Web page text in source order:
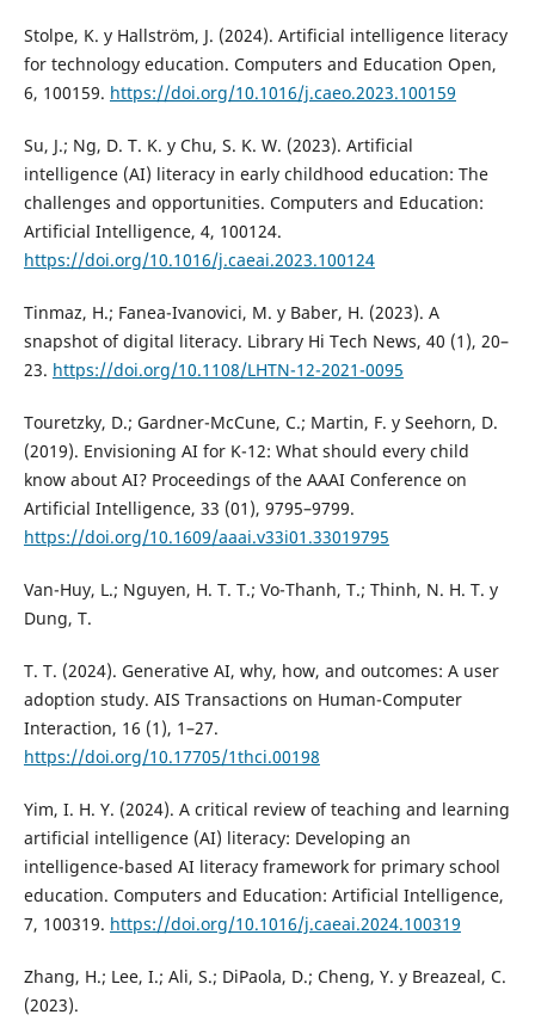
Stolpe, K. y Hallström, J. (2024). Artificial intelligence literacy
for technology education. Computers and Education Open,
6, 100159. https://doi.org/10.1016/j.caeo.2023.100159
Su, J.; Ng, D. T. K. y Chu, S. K. W. (2023). Artificial
intelligence (AI) literacy in early childhood education: The
challenges and opportunities. Computers and Education:
Artificial Intelligence, 4, 100124.
https://doi.org/10.1016/j.caeai.2023.100124
Tinmaz, H.; Fanea-Ivanovici, M. y Baber, H. (2023). A
snapshot of digital literacy. Library Hi Tech News, 40 (1), 20–
23. https://doi.org/10.1108/LHTN-12-2021-0095
Touretzky, D.; Gardner-McCune, C.; Martin, F. y Seehorn, D.
(2019). Envisioning AI for K-12: What should every child
know about AI? Proceedings of the AAAI Conference on
Artificial Intelligence, 33 (01), 9795–9799.
https://doi.org/10.1609/aaai.v33i01.33019795
Van-Huy, L.; Nguyen, H. T. T.; Vo-Thanh, T.; Thinh, N. H. T. y
Dung, T.
T. T. (2024). Generative AI, why, how, and outcomes: A user
adoption study. AIS Transactions on Human-Computer
Interaction, 16 (1), 1–27.
https://doi.org/10.17705/1thci.00198
Yim, I. H. Y. (2024). A critical review of teaching and learning
artificial intelligence (AI) literacy: Developing an
intelligence-based AI literacy framework for primary school
education. Computers and Education: Artificial Intelligence,
7, 100319. https://doi.org/10.1016/j.caeai.2024.100319
Zhang, H.; Lee, I.; Ali, S.; DiPaola, D.; Cheng, Y. y Breazeal, C.
(2023).